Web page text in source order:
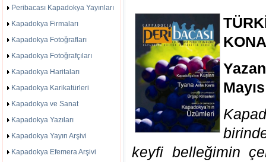
Peribacası Kapadokya Yayınları
Kapadokya Firmaları
Kapadokya Fotoğrafları
Kapadokya Fotoğrafçıları
Kapadokya Haritaları
Kapadokya Karikatürleri
Kapadokya ve Sanat
Kapadokya Yazıları
Kapadokya Yayın Arşivi
Kapadokya Efemera Arşivi
keyfi belleğimin